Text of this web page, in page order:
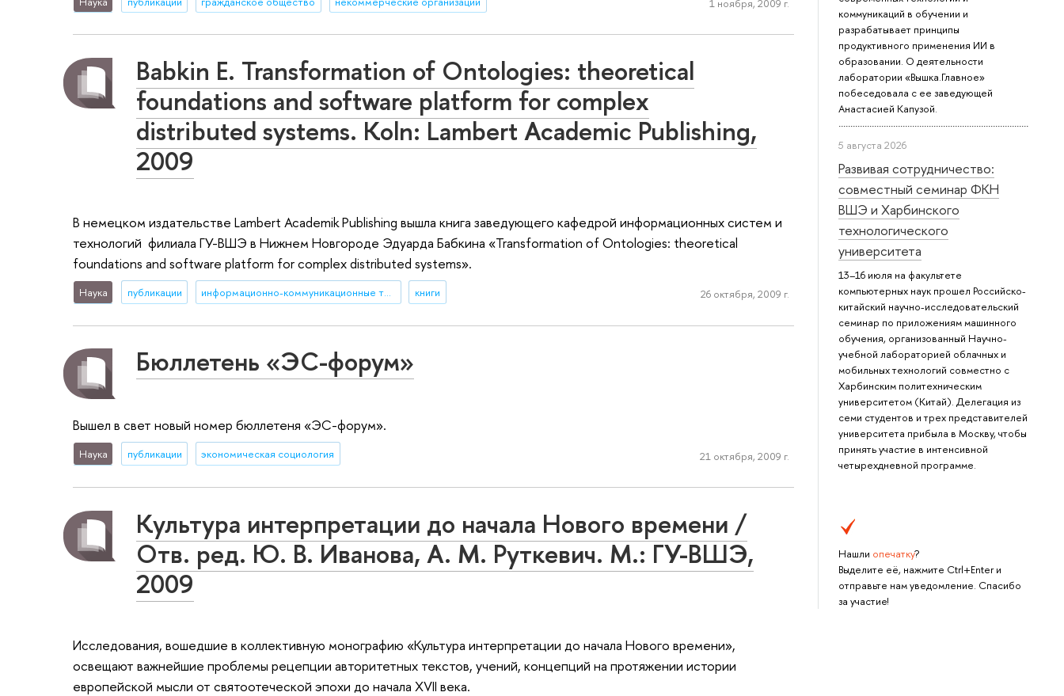
коммуникаций в обучении и
разрабатывает принципы
продуктивного применения ИИ в
образовании. О деятельности
лаборатории «Вышка.Главное»
побеседовала с ее заведующей
Анастасией Капузой.
5 августа 2026
Развивая сотрудничество:
совместный семинар ФКН
ВШЭ и Харбинского
технологического
университета
13–16 июля на факультете
компьютерных наук прошел Российско-
китайский научно-исследовательский
семинар по приложениям машинного
обучения, организованный Научно-
учебной лабораторией облачных и
мобильных технологий совместно с
Харбинским политехническим
университетом (Китай). Делегация из
семи студентов и трех представителей
университета прибыла в Москву, чтобы
принять участие в интенсивной
четырехдневной программе.
Нашли опечатку?
Выделите её, нажмите Ctrl+Enter и
отправьте нам уведомление. Спасибо
за участие!
1 ноября, 2009 г.
Babkin E. Transformation of Ontologies: theoretical
foundations and software platform for complex
distributed systems. Koln: Lambert Academic Publishing,
2009
В немецком издательстве Lambert Academik Publishing вышла книга заведующего кафедрой информационных систем и
технологий филиала ГУ-ВШЭ в Нижнем Новгороде Эдуарда Бабкина «Transformation of Ontologies: theoretical
foundations and software platform for complex distributed systems».
Наука публикации информационно-коммуникационные технологии книги 26 октября, 2009 г.
Бюллетень «ЭС-форум»
Вышел в свет новый номер бюллетеня «ЭС-форум».
Наука публикации экономическая социология 21 октября, 2009 г.
Культура интерпретации до начала Нового времени /
Отв. ред. Ю. В. Иванова, А. М. Руткевич. М.: ГУ-ВШЭ,
2009
Исследования, вошедшие в коллективную монографию «Культура интерпретации до начала Нового времени»,
освещают важнейшие проблемы рецепции авторитетных текстов, учений, концепций на протяжении истории
европейской мысли от святоотеческой эпохи до начала XVII века.